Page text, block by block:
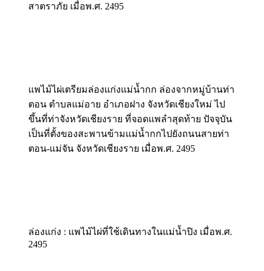
สาตราภัย เมื่อพ.ศ. 2495
แพไม้ไผ่เตรียมล่องแก่งแม่น้ำกก ล่องจากหมู่บ้านท่า
ตอน ตำบลแม่อาย อำเภอฝาง จังหวัดเชียงใหม่ ไป
ขึ้นที่ท่าจังหวัดเชียงราย ที่จอดแพลำสุดท้าย ปัจจุบัน
เป็นที่ตั้งของสะพานข้ามแม่น้ำกกไปยังถนนสายท่า
ตอน-แม่จัน จังหวัดเชียงราย เมื่อพ.ศ. 2495
ล่องแก่ง : แพไม้ไผ่ที่ใช้เดินทางในแม่น้ำปิง เมื่อพ.ศ.
2495